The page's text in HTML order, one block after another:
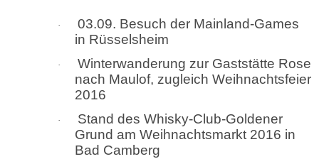
·
03.09. Besuch der Mainland-Games
in Rüsselsheim
·
Winterwanderung zur Gaststätte Rose
nach Maulof, zugleich Weihnachtsfeier
2016
·
Stand des Whisky-Club-Goldener
Grund am Weihnachtsmarkt 2016 in
Bad Camberg